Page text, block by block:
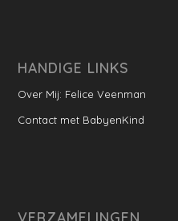
HANDIGE LINKS
Over Mij: Felice Veenman
Contact met BabyenKind
VERZAMELINGEN